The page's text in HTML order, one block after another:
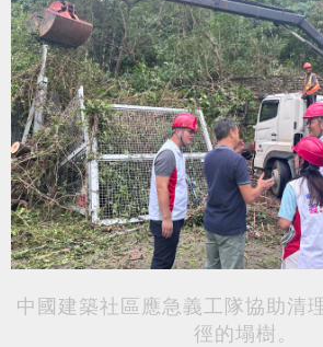
中國建築社區應急義工隊協助清
徑的塌樹。